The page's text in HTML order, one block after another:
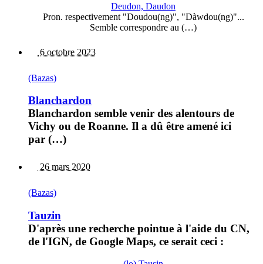
Deudon, Daudon
Pron. respectivement "Doudou(ng)", "Dàwdou(ng)"...
Semble correspondre au (…)
6 octobre 2023
(Bazas)
Blanchardon
Blanchardon semble venir des alentours de
Vichy ou de Roanne. Il a dû être amené ici
par (…)
26 mars 2020
(Bazas)
Tauzin
D'après une recherche pointue à l'aide du CN,
de l'IGN, de Google Maps, ce serait ceci :